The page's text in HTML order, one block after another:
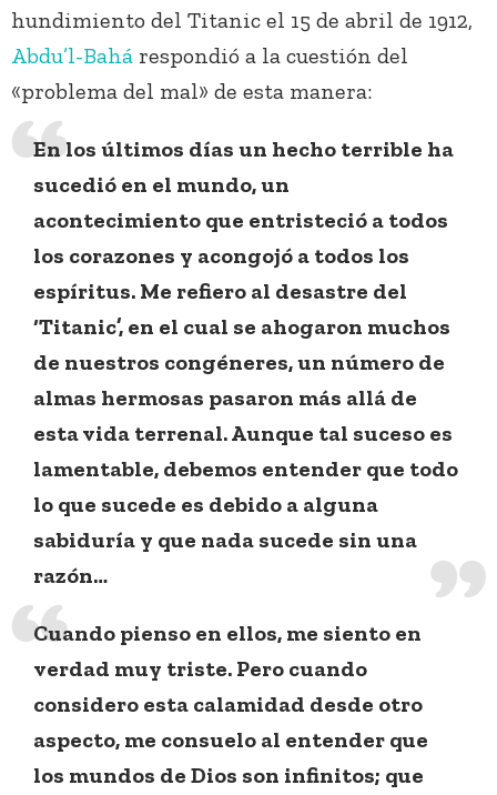
hundimiento del Titanic el 15 de abril de 1912,
Abdu’l-Bahá respondió a la cuestión del
«problema del mal» de esta manera:
En los últimos días un hecho terrible ha
sucedió en el mundo, un
acontecimiento que entristeció a todos
los corazones y acongojó a todos los
espíritus. Me refiero al desastre del
‘Titanic’, en el cual se ahogaron muchos
de nuestros congéneres, un número de
almas hermosas pasaron más allá de
esta vida terrenal. Aunque tal suceso es
lamentable, debemos entender que todo
lo que sucede es debido a alguna
sabiduría y que nada sucede sin una
razón…
Cuando pienso en ellos, me siento en
verdad muy triste. Pero cuando
considero esta calamidad desde otro
aspecto, me consuelo al entender que
los mundos de Dios son infinitos; que